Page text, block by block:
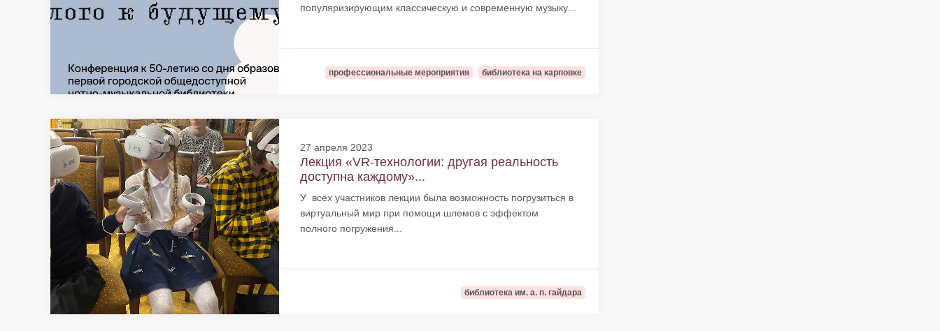
популяризирующим классическую и современную музыку...
профессиональные мероприятия библиотека на карповке
27 апреля 2023
Лекция «VR-технологии: другая реальность
доступна каждому»...
У всех участников лекции была возможность погрузиться в
виртуальный мир при помощи шлемов с эффектом
полного погружения...
библиотека им. а. п. гайдара